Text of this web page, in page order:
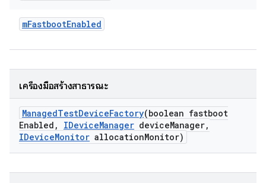
mFastbootEnabled
เครื่องมือสร้างสาธารณะ
ManagedTestDeviceFactory(boolean fastboot
Enabled , IDeviceManager deviceManager,
IDeviceMonitor allocationMonitor)